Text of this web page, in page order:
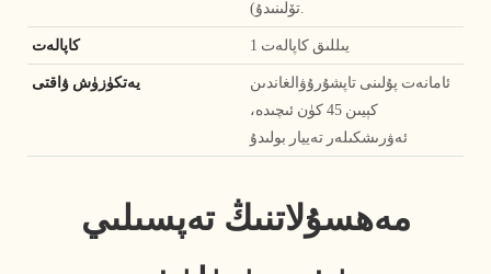
كاپالەت 1 يىللىق كاپالەت
يەتكۈزۈش ۋاقتى
ئامانەت پۇلىنى تاپشۇرۇۋالغاندىن
كېيىن 45 كۈن ئىچىدە،
ئەۋرىشكىلەر تەييار بولىدۇ
مەھسۇلاتنىڭ تەپسىلىي